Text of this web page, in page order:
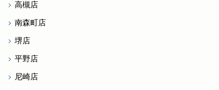
高槻店
南森町店
堺店
平野店
尼崎店